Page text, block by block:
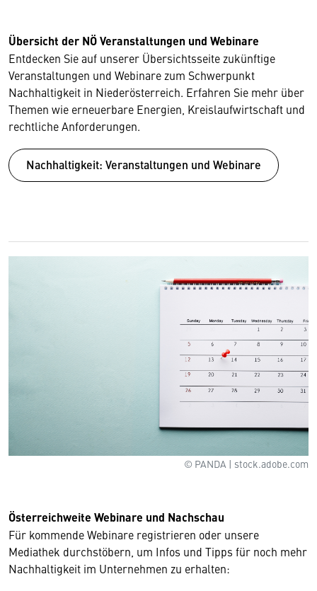
Übersicht der NÖ Veranstaltungen und Webinare
Entdecken Sie auf unserer Übersichtsseite zukünftige
Veranstaltungen und Webinare zum Schwerpunkt
Nachhaltigkeit in Niederösterreich. Erfahren Sie mehr über
Themen wie erneuerbare Energien, Kreislaufwirtschaft und
rechtliche Anforderungen.
Nachhaltigkeit: Ver­anstal­tungen und Webinare
© PANDA | stock.adobe.com
Österreichweite Webinare und Nachschau
Für kommende Webinare registrieren oder unsere
Mediathek durchstöbern, um Infos und Tipps für noch mehr
Nachhaltigkeit im Unternehmen zu erhalten: